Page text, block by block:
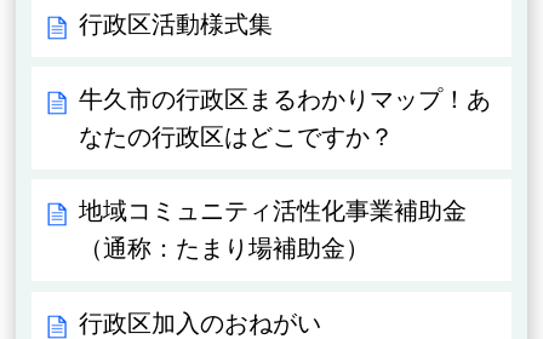
行政区活動様式集
牛久市の行政区まるわかりマップ！あ
なたの行政区はどこですか？
地域コミュニティ活性化事業補助金
（通称：たまり場補助金）
行政区加入のおねがい